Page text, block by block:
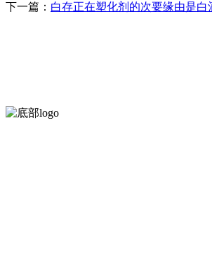
下一篇： 白存正在塑化剂的次要缘由是白